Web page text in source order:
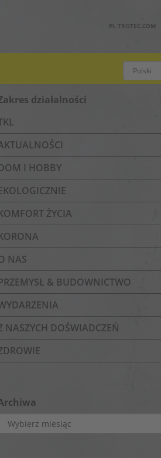
PL.TROTEC.COM
działalności
I HOBBY
ŻYCIA
NAS
& BUDOWNICTWO
NASZYCH DOŚWIADCZEŃ
Archiwa